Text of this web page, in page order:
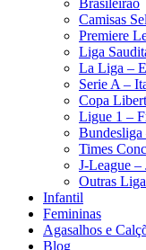
Brasileirão
Camisas
Premiere
Liga
La Liga –
Serie A –
Copa
Ligue 1 –
Bundesliga
Times
J-League –
Outras
Infantil
Femininas
Agasalhos e
Blog